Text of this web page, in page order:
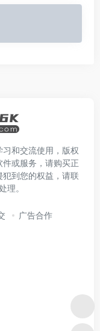
和交流使用，版权
或服务，请购买正
到您的权益，请联
理。
广告合作